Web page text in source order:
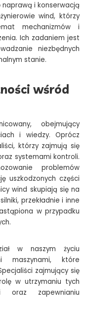
i konserwacją
wind, którzy
mechanizmów i
Ich zadaniem jest
niezbędnych
stanie.
wśród
obejmujący
i wiedzy. Oprócz
którzy zajmują się
systemami kontroli.
problemów
uszkodzonych części
wind skupiają się na
przekładnie i inne
w przypadku
w naszym życiu
maszynami, które
zajmujący się
w utrzymaniu tych
oraz zapewnianiu